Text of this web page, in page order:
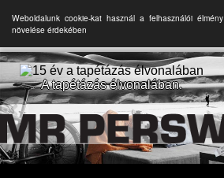
Weboldalunk cookie-kat használ a felhasználói élmény
növelése érdekében
A tapétázás élvonalában.